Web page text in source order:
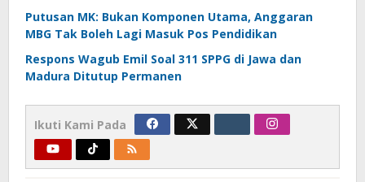
Putusan MK: Bukan Komponen Utama, Anggaran
MBG Tak Boleh Lagi Masuk Pos Pendidikan
Respons Wagub Emil Soal 311 SPPG di Jawa dan
Madura Ditutup Permanen
Ikuti Kami Pada